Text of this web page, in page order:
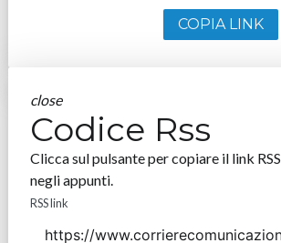
COPIA LINK
close
Codice Rss
Clicca sul pulsante per copiare il link RSS
negli appunti.
RSS link